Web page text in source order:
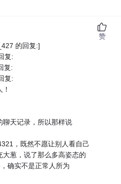
的回复:]
复:
复:
复:
聊天记录，所以那样说
，既然不愿让别人看自己
大葱，说了那么多高姿态的
确实不是正常人所为
赞